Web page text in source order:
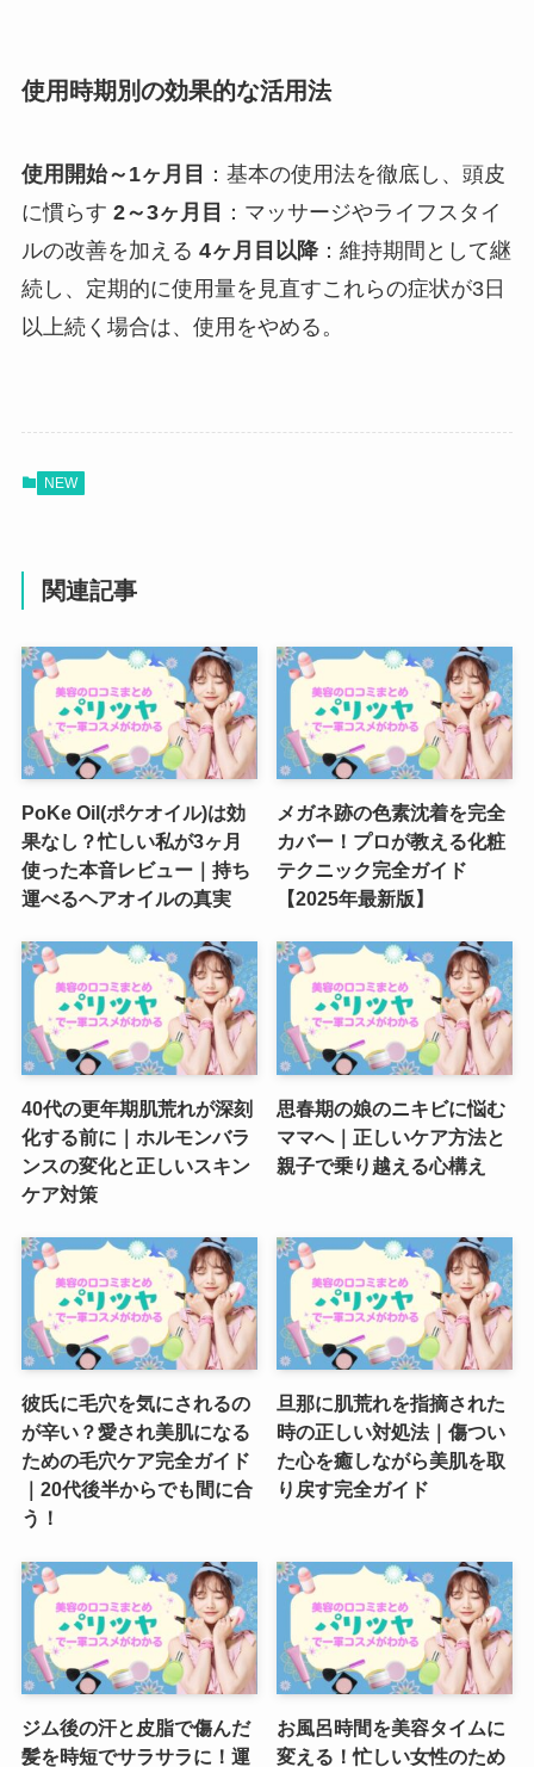
使用時期別の効果的な活用法
使用開始～1ヶ月目
：基本の使用法を徹底し、頭皮
に慣らす 2～3ヶ月目
：マッサージやライフスタイ
ルの改善を加える 4ヶ月目以降：維持期間として継
続し、定期的に使用量を見直すこれらの症状が3日
以上続く場合は、使用をやめる。
NEW
関連記事
PoKe Oil(ポケオイル)は効
果なし？忙しい私が3ヶ月
使った本音レビュー｜持ち
運べるヘアオイルの真実
メガネ跡の色素沈着を完全
カバー！プロが教える化粧
テクニック完全ガイド
【2025年最新版】
40代の更年期肌荒れが深刻
化する前に｜ホルモンバラ
ンスの変化と正しいスキン
ケア対策
思春期の娘のニキビに悩む
ママへ｜正しいケア方法と
親子で乗り越える心構え
彼氏に毛穴を気にされるの
が辛い？愛され美肌になる
ための毛穴ケア完全ガイド
｜20代後半からでも間に合
う！
旦那に肌荒れを指摘された
時の正しい対処法｜傷つい
た心を癒しながら美肌を取
り戻す完全ガイド
ジム後の汗と皮脂で傷んだ
髪を時短でサラサラに！運
お風呂時間を美容タイムに
変える！忙しい女性のため